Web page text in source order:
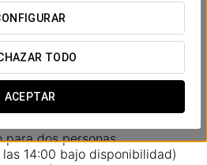
TODO
ACEPTAR
juntos en intimidad en el
pensado para desconectar
entre vosotros. Una oportunidad
juntos y olvidaros del estrés.
dos personas
14:00 bajo disponibilidad)